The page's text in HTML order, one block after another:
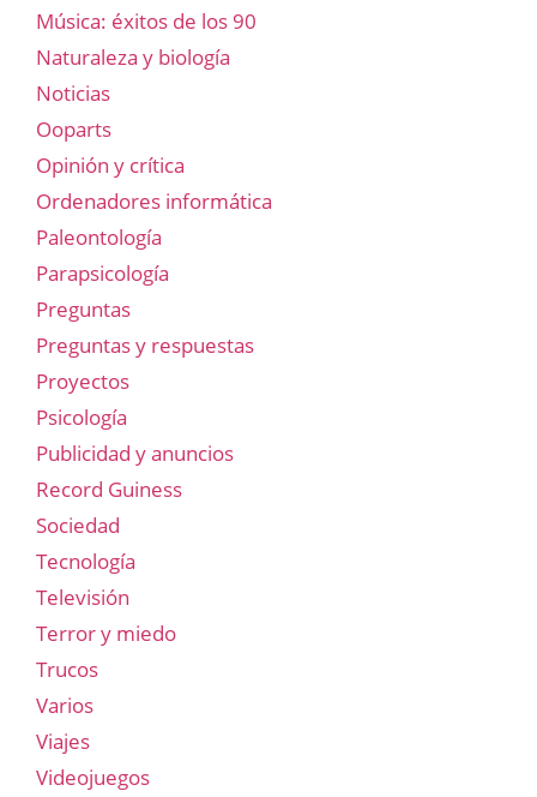
Música: éxitos de los 90
Naturaleza y biología
Noticias
Ooparts
Opinión y crítica
Ordenadores informática
Paleontología
Parapsicología
Preguntas
Preguntas y respuestas
Proyectos
Psicología
Publicidad y anuncios
Record Guiness
Sociedad
Tecnología
Televisión
Terror y miedo
Trucos
Varios
Viajes
Videojuegos